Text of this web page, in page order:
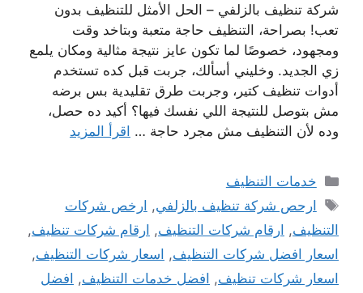
شركة تنظيف بالزلفي – الحل الأمثل للتنظيف بدون
تعب! بصراحة، التنظيف حاجة متعبة وبتاخد وقت
ومجهود، خصوصًا لما تكون عايز نتيجة مثالية ومكان يلمع
زي الجديد. وخليني أسألك، جربت قبل كده تستخدم
أدوات تنظيف كتير، وجربت طرق تقليدية بس برضه
مش بتوصل للنتيجة اللي نفسك فيها؟ أكيد ده حصل،
وده لأن التنظيف مش مجرد حاجة … اقرأ المزيد
التصنيفات
خدمات التنظيف
الوسوم
ارحص شركة تنظيف بالزلفي, ارخص شركات
التنظيف, ارقام شركات التنظيف, ارقام شركات تنظيف,
اسعار افضل شركات التنظيف, اسعار شركات التنظيف,
اسعار شركات تنظيف, افضل خدمات التنظيف, افضل